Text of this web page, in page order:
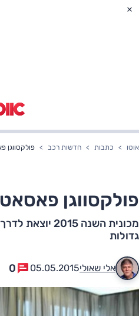
אוטו כתבות חדשות רכב
פולקסווגן
מכונית השנה
גדולות
אלי שאולי05.05.2015
0